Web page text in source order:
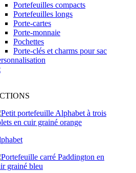
Portefeuilles compacts
Portefeuilles longs
Porte-cartes
Porte-monnaie
Pochettes
Porte-clés et charms pour sac